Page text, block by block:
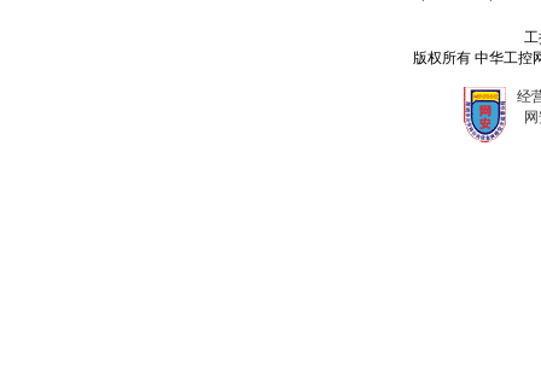
工
版权所有 中华工控
经